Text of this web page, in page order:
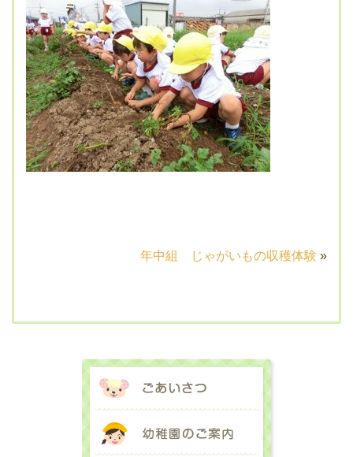
年中組 じゃがいもの収穫体験 »
ごあいさつ
幼稚園のご案内